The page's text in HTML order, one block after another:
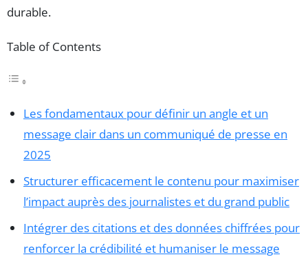
durable.
Table of Contents
Les fondamentaux pour définir un angle et un
message clair dans un communiqué de presse en
2025
Structurer efficacement le contenu pour maximiser
l’impact auprès des journalistes et du grand public
Intégrer des citations et des données chiffrées pour
renforcer la crédibilité et humaniser le message